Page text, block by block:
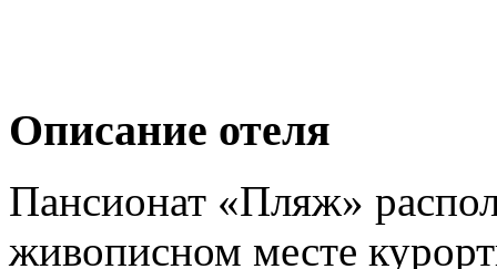
Описание отеля
Пансионат «Пляж»
живописном месте